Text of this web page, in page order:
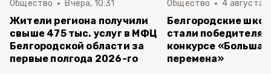
Общество Вчера, 10:31
Жители региона получили
свыше 475 тыс. услуг в МФЦ
Белгородской области за
первые полгода 2026-го
Общество 4 августа ,
Белгородские
стали
конкурсе «Большая
перемена»